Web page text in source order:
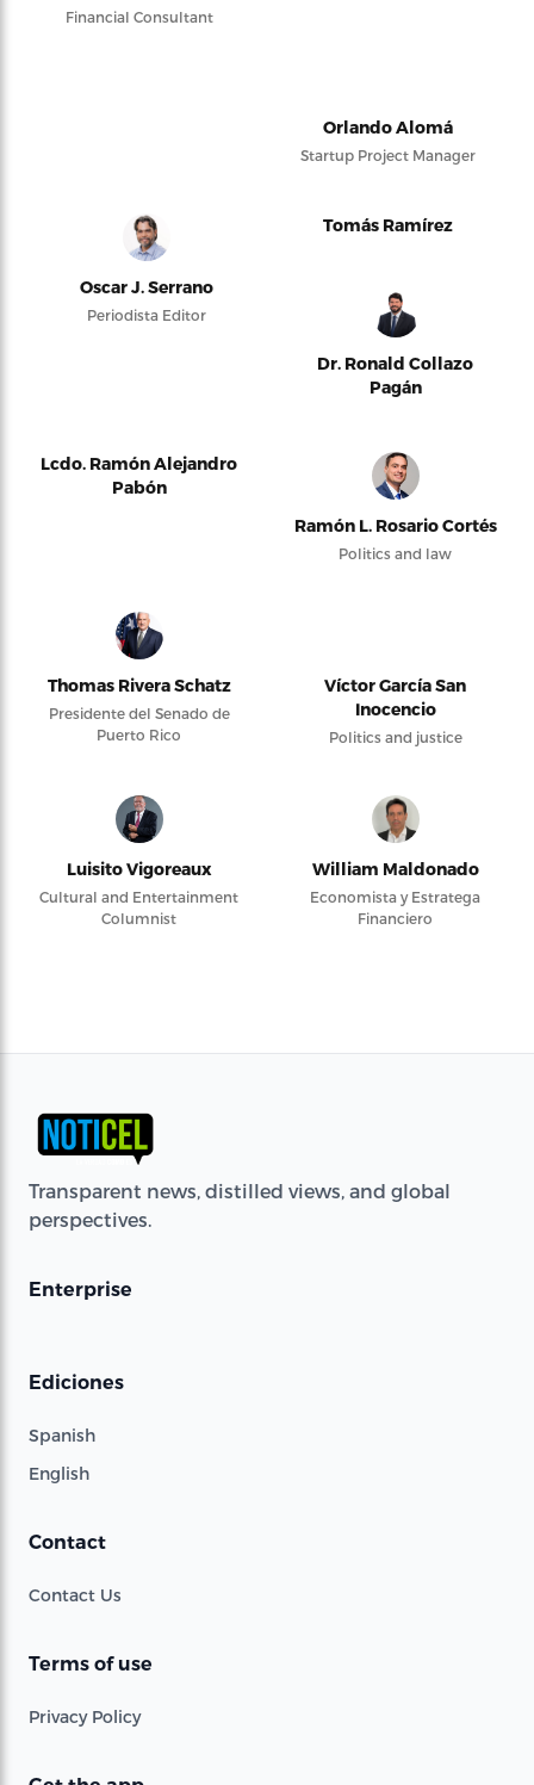
Financial Consultant
Orlando Alomá
Startup Project Manager
Oscar J. Serrano
Periodista Editor
Tomás Ramírez
Dr. Ronald Collazo
Pagán
Lcdo. Ramón Alejandro
Pabón
Ramón L. Rosario Cortés
Politics and law
Thomas Rivera Schatz
Presidente del Senado de
Puerto Rico
Víctor García San
Inocencio
Politics and justice
Luisito Vigoreaux
Cultural and Entertainment
Columnist
William Maldonado
Economista y Estratega
Financiero
Transparent news, distilled views, and global
perspectives.
Enterprise
Ediciones
Spanish
English
Contact
Contact Us
Terms of use
Privacy Policy